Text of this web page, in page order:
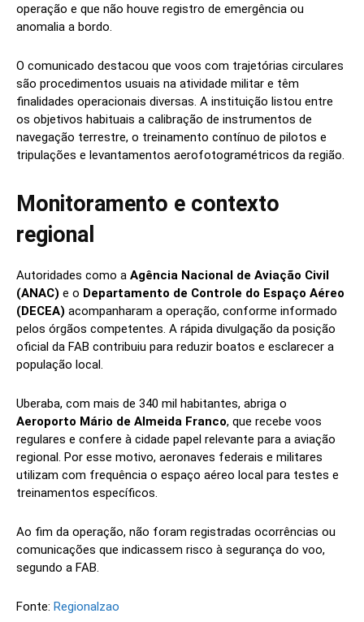
operação e que não houve registro de emergência ou
anomalia a bordo.
O comunicado destacou que voos com trajetórias circulares
são procedimentos usuais na atividade militar e têm
finalidades operacionais diversas. A instituição listou entre
os objetivos habituais a calibração de instrumentos de
navegação terrestre, o treinamento contínuo de pilotos e
tripulações e levantamentos aerofotogramétricos da região.
Monitoramento e contexto
regional
Autoridades como a Agência Nacional de Aviação Civil
(ANAC) e o Departamento de Controle do Espaço Aéreo
(DECEA) acompanharam a operação, conforme informado
pelos órgãos competentes. A rápida divulgação da posição
oficial da FAB contribuiu para reduzir boatos e esclarecer a
população local.
Uberaba, com mais de 340 mil habitantes, abriga o
Aeroporto Mário de Almeida Franco, que recebe voos
regulares e confere à cidade papel relevante para a aviação
regional. Por esse motivo, aeronaves federais e militares
utilizam com frequência o espaço aéreo local para testes e
treinamentos específicos.
Ao fim da operação, não foram registradas ocorrências ou
comunicações que indicassem risco à segurança do voo,
segundo a FAB.
Fonte: Regionalzao